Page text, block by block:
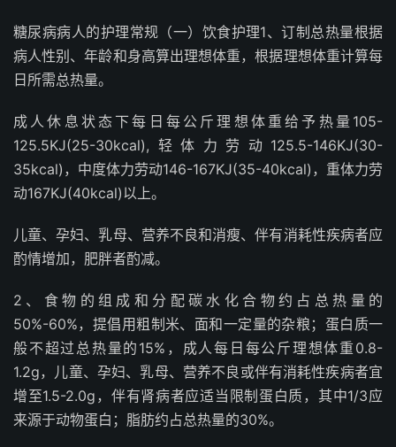
糖尿病病人的护理常规（一）饮食护理1、订制总热量根据
病人性别、年龄和身高算出理想体重，根据理想体重计算每
日所需总热量。
成人休息状态下每日每公斤理想体重给予热量105-
125.5KJ(25-30kcal),轻体力劳动125.5-146KJ(30-
35kcal)，中度体力劳动146-167KJ(35-40kcal)，重体力劳
动167KJ(40kcal)以上。
儿童、孕妇、乳母、营养不良和消瘦、伴有消耗性疾病者应
酌情增加，肥胖者酌减。
2、食物的组成和分配碳水化合物约占总热量的
50%-60%，提倡用粗制米、面和一定量的杂粮；蛋白质一
般不超过总热量的15%，成人每日每公斤理想体重0.8-
1.2g，儿童、孕妇、乳母、营养不良或伴有消耗性疾病者宜
增至1.5-2.0g，伴有肾病者应适当限制蛋白质，其中1/3应
来源于动物蛋白；脂肪约占总热量的30%。